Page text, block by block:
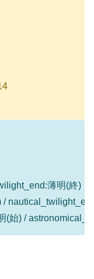
薄明(終)
(始) /